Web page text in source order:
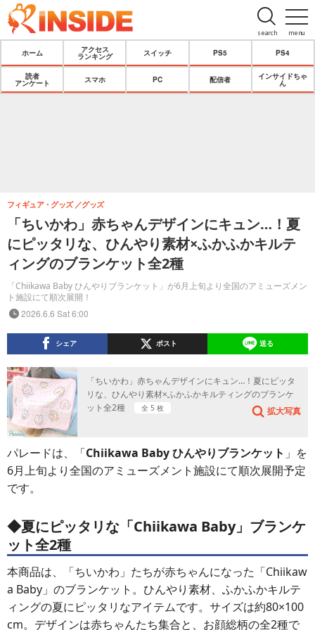
menu
search
ホーム
アクセス
ランキング
スイッチ PS5 PS4
読者
アンケート
スマホ PC 配信者
インサイドちゃ
ん
「ちいかわ」赤ちゃんデザインにキュン…！夏
にピッタリな、ひんやり素材×ふかふかキルテ
ィングのブランケット全2種
「Chiikawa Baby ひんやりブランケット」が6月上旬より全国のアミューズメン
ト施設にて順次展開！
フィギュア・グッズ グッズ
2026.6.6 Sat 6:00
シェア ポスト 送る
「ちいかわ」赤ちゃんデザインにキュン…！夏にピッタ
リな、ひんやり素材×ふかふかキルティングのブランケ
ット全2種
全 5 枚 拡大写真
パレードは、「Chiikawa Baby ひんやりブランケット 」を
6月上旬より全国のアミューズメント施設にて順次展開予定
です。
◆夏にピッタリな「Chiikawa Baby」ブランケ
ット全2種
本商品は、「ちいかわ」たちが赤ちゃんになった「Chiikaw
a Baby」のブランケット。ひんやり素材、ふかふかキルテ
ィングの夏にピッタリなアイテムです。サイズは約80×100
cm。デザインは赤ちゃんたち集合と、お顔総柄の全2種で